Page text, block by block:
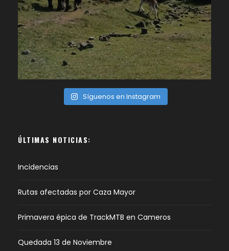
Síguenos en Instagram
ÚLTIMAS NOTICIAS:
Incidencias
Rutas afectadas por Caza Mayor
Primavera épica de TrackMTB en Cameros
Quedada 13 de Noviembre